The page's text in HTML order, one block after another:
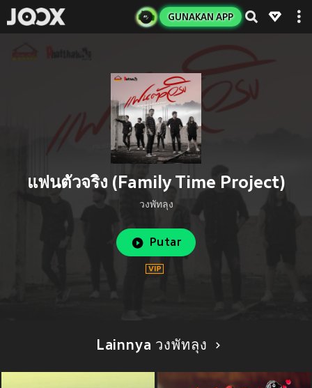
GUNAKAN APP
แฟนตัวจริง (Family Time Project)
วงพัทลุง
Putar
Lainnya วงพัทลุง